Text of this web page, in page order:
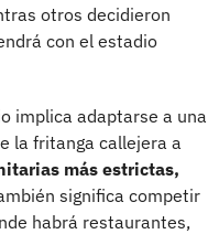
otros decidieron
con el estadio
implica adaptarse a una
la fritanga callejera a
más estrictas,
significa competir
habrá restaurantes,